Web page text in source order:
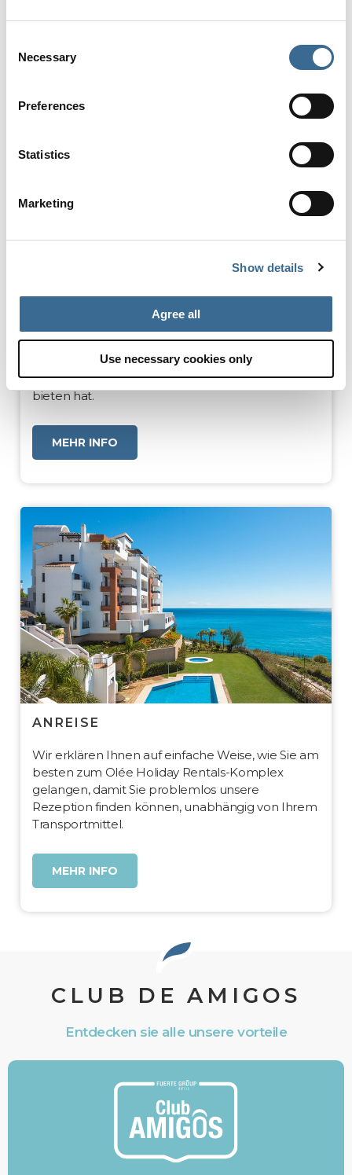
Selection
Necessary
Preferences
Statistics
Marketing
Show details
Agree all
Use necessary cookies only
ZIEL
Europa, exquisite Gastronomie und ein
einzigartiges kommerzielles Angebot. Entdecken
Sie alles, was diese Ecke Südspaniens für Sie zu
bieten hat.
MEHR INFO
ANREISE
Wir erklären Ihnen auf einfache Weise, wie Sie am
besten zum Olée Holiday Rentals-Komplex
gelangen, damit Sie problemlos unsere
Rezeption finden können, unabhängig von Ihrem
Transportmittel.
MEHR INFO
CLUB DE AMIGOS
Entdecken sie alle unsere vorteile